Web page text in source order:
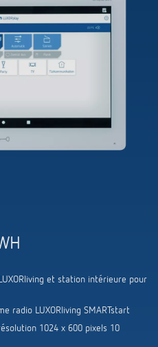
de la lumière
et de mouvement
fiables des LED
monde
et station intérieure pour
radio LUXORliving SMARTstart
1024 x 600 pixels 10